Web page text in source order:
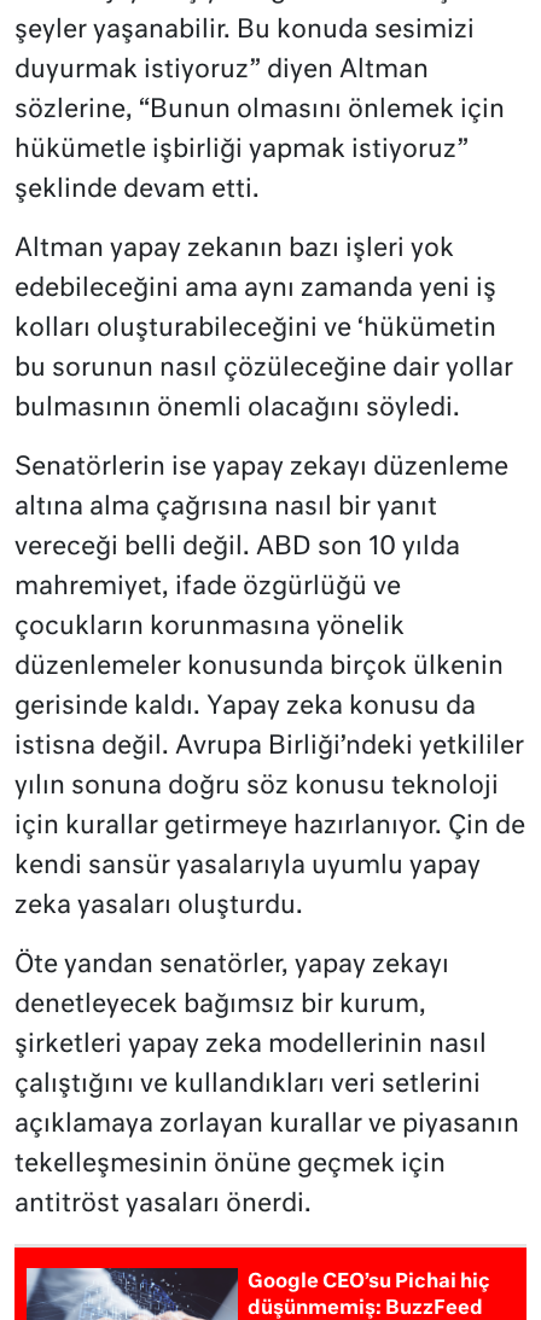
şeyler yaşanabilir. Bu konuda sesimizi
duyurmak istiyoruz” diyen Altman
sözlerine, “Bunun olmasını önlemek için
hükümetle işbirliği yapmak istiyoruz”
şeklinde devam etti.
Altman yapay zekanın bazı işleri yok
edebileceğini ama aynı zamanda yeni iş
kolları oluşturabileceğini ve ‘hükümetin
bu sorunun nasıl çözüleceğine dair yollar
bulmasının önemli olacağını söyledi.
Senatörlerin ise yapay zekayı düzenleme
altına alma çağrısına nasıl bir yanıt
vereceği belli değil. ABD son 10 yılda
mahremiyet, ifade özgürlüğü ve
çocukların korunmasına yönelik
düzenlemeler konusunda birçok ülkenin
gerisinde kaldı. Yapay zeka konusu da
istisna değil. Avrupa Birliği’ndeki yetkililer
yılın sonuna doğru söz konusu teknoloji
için kurallar getirmeye hazırlanıyor. Çin de
kendi sansür yasalarıyla uyumlu yapay
zeka yasaları oluşturdu.
Öte yandan senatörler, yapay zekayı
denetleyecek bağımsız bir kurum,
şirketleri yapay zeka modellerinin nasıl
çalıştığını ve kullandıkları veri setlerini
açıklamaya zorlayan kurallar ve piyasanın
tekelleşmesinin önüne geçmek için
antitröst yasaları önerdi.
Google CEO’su Pichai hiç
düşünmemiş: BuzzFeed